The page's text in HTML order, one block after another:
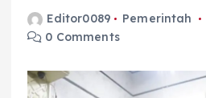
Editor0089 Pemerintah
0 Comments